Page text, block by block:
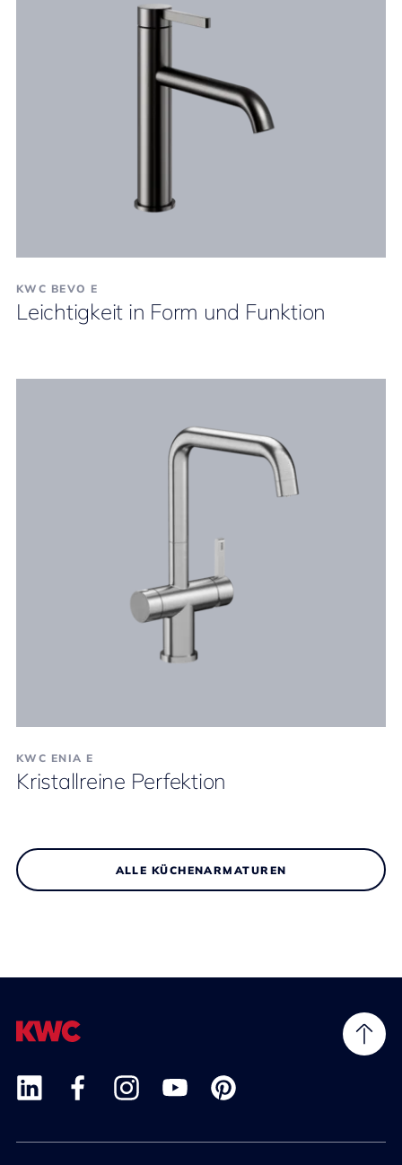
KWC BEVO E
Leichtigkeit in Form und Funktion
KWC ENIA E
Kristallreine Perfektion
ALLE KÜCHENARMATUREN